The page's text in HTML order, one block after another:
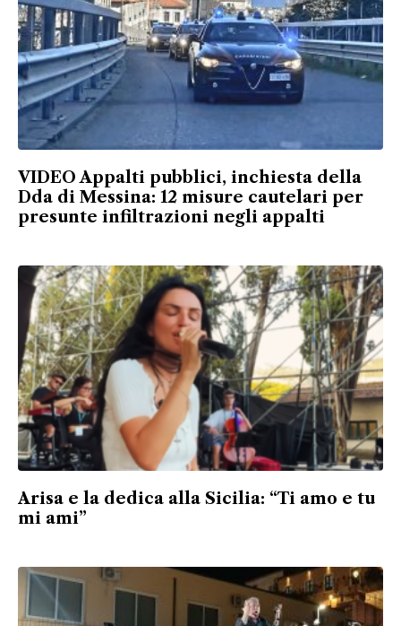
VIDEO Appalti pubblici, inchiesta della
Dda di Messina: 12 misure cautelari per
presunte infiltrazioni negli appalti
Arisa e la dedica alla Sicilia: “Ti amo e tu
mi ami”